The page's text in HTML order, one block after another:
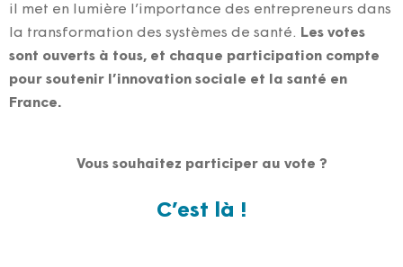
il met en lumière l’importance des entrepreneurs dans
la transformation des systèmes de santé. Les votes
sont ouverts à tous, et chaque participation compte
pour soutenir l’innovation sociale et la santé en
France.
Vous souhaitez participer au vote ?
C’est là !